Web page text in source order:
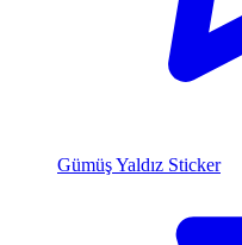
Gümüş Yaldız Sticker